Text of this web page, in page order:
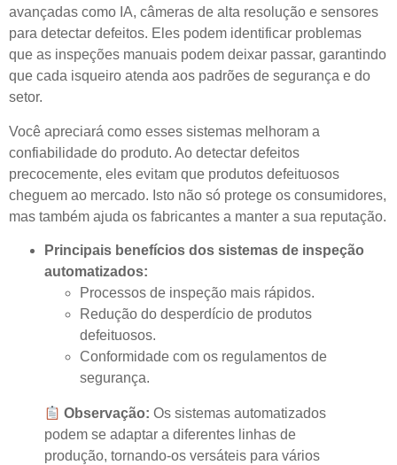
avançadas como IA, câmeras de alta resolução e sensores
para detectar defeitos. Eles podem identificar problemas
que as inspeções manuais podem deixar passar, garantindo
que cada isqueiro atenda aos padrões de segurança e do
setor.
Você apreciará como esses sistemas melhoram a
confiabilidade do produto. Ao detectar defeitos
precocemente, eles evitam que produtos defeituosos
cheguem ao mercado. Isto não só protege os consumidores,
mas também ajuda os fabricantes a manter a sua reputação.
Principais benefícios dos sistemas de inspeção
automatizados:
Processos de inspeção mais rápidos.
Redução do desperdício de produtos
defeituosos.
Conformidade com os regulamentos de
segurança.
Observação: Os sistemas automatizados
podem se adaptar a diferentes linhas de
produção, tornando-os versáteis para vários